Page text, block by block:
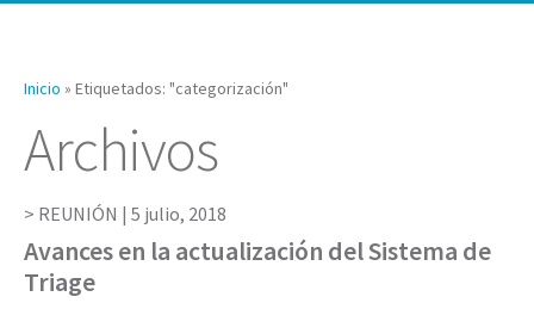
Inicio » Etiquetados: "categorización"
Archivos
REUNIÓN | 5 julio, 2018
Avances en la actualización del Sistema de
Triage